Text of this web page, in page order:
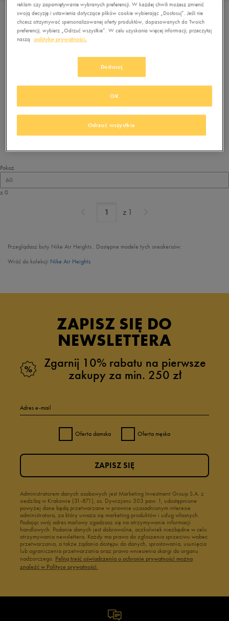
Nie wybrano filtrów
Brak produktów do wyświetlenia
Zmień kryteria wyszukiwania lub
usuń wybrane filtry
Pokaż
60
z 0
z 1
Przeglądasz buty Nike Air Heights . Dostępne modele tych sneakersów:
Wróć do kolekcji Nike Air Heights
ZAPISZ SIĘ DO
NEWSLETTERA
Zgarnij 10% rabatu na pierwsze
zakupy za min. 250 zł
Adres e-mail
Oferta damska Oferta męska
Administratorem danych osobowych jest Marketing Investment Group S.A. z
siedzibą w Krakowie (31-871), os. Dywizjonu 303 paw. 1, udostępnione
powyżej dane będą przetwarzane w prawnie uzasadnionym interesie
administratora, za który uważa się marketing produktów i usług własnych.
Podając swój adres mailowy zgadzasz się na otrzymywanie informacji
handlowych. Podanie danych jest dobrowolne, aczkolwiek niezbędne w celu
otrzymywania newslettera. Każdy ma prawo do zgłoszenia sprzeciwu wobec
przetwarzania, a także żądania dostępu do danych, sprostowania, usunięcia
lub ograniczenia przetwarzania oraz prawo wniesienia skargi do organu
nadzorczego. Pełną treść oświadczenia o ochronie prywatności można
znaleźć w Polityce prywatności.
ZAPISZ SIĘ
reklam czy zapamiętywanie wybranych preferencji. W każdej chwili możesz zmienić
swoją decyzję i ustawienia dotyczące plików cookie wybierając „Dostosuj”. Jeśli nie
chcesz otrzymywać spersonalizowanej oferty produktów, dopasowanych do Twoich
preferencji, wybierz „Odrzuć wszystkie”. W celu uzyskania więcej informacji, przeczytaj
naszą
politykę prywatności.
Dostosuj
Odrzuć wszystkie
OK